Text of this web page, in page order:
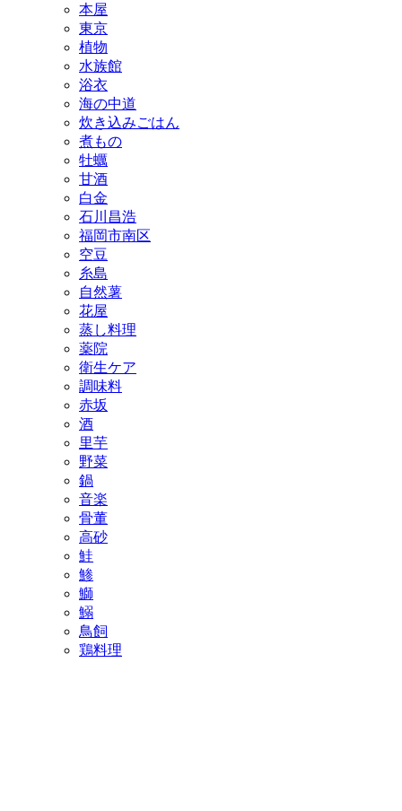
本屋
東京
植物
水族館
浴衣
海の中道
炊き込みごはん
煮もの
牡蠣
甘酒
白金
石川昌浩
福岡市南区
空豆
糸島
自然薯
花屋
蒸し料理
薬院
衛生ケア
調味料
赤坂
酒
里芋
野菜
鍋
音楽
骨董
高砂
鮭
鯵
鰤
鰯
鳥飼
鶏料理